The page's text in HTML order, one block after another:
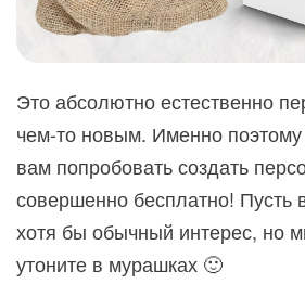
Это абсолютно естественно
чем-то новым. Именно
вам попробовать создать
совершенно бесплатно! Пусть
хотя бы обычный интерес, но
утоните в мурашках 🙂